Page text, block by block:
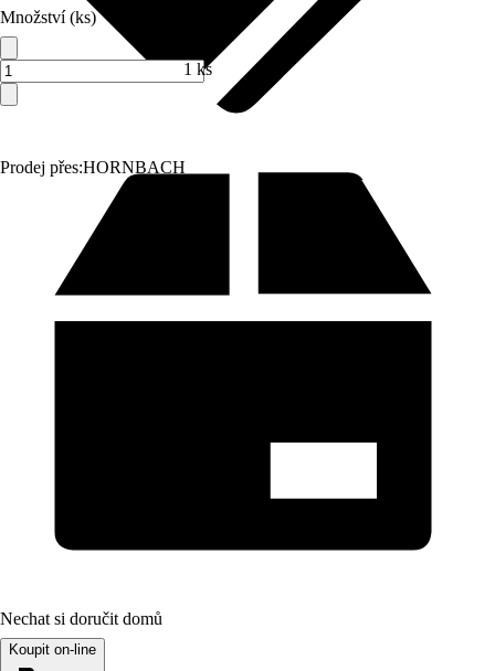
Prodej přes:HORNBACH
Množství (ks)
1 ks
Nechat si doručit domů
Koupit on-line